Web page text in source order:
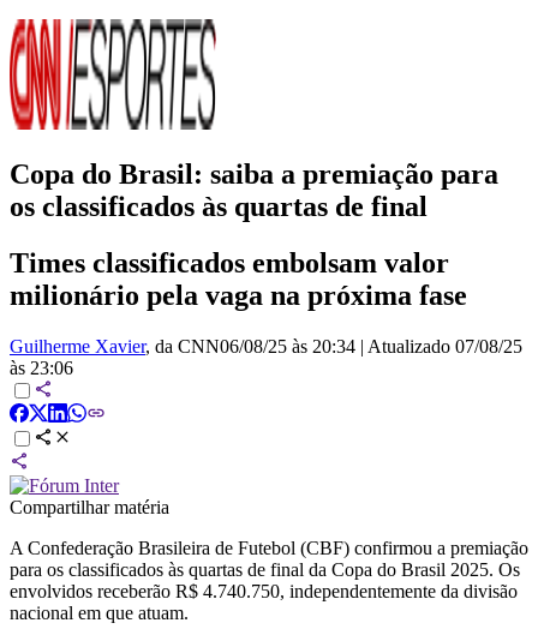
Copa do Brasil: saiba a premiação para
os classificados às quartas de final
Times classificados embolsam valor
milionário pela vaga na próxima fase
Guilherme Xavier, da CNN06/08/25 às 20:34 | Atualizado 07/08/25
às 23:06
Compartilhar matéria
A Confederação Brasileira de Futebol (CBF) confirmou a premiação
para os classificados às quartas de final da Copa do Brasil 2025. Os
envolvidos receberão R$ 4.740.750, independentemente da divisão
nacional em que atuam.